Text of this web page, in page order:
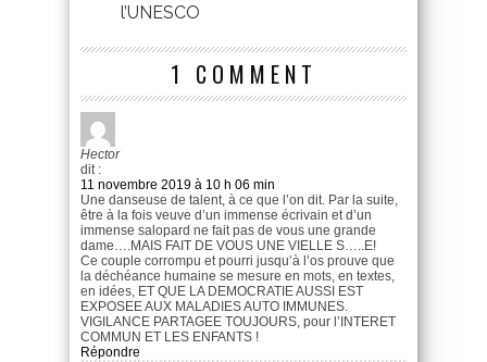
l’UNESCO
1 COMMENT
Hector
dit :
11 novembre 2019 à 10 h 06 min
Une danseuse de talent, à ce que l’on dit. Par la suite,
être à la fois veuve d’un immense écrivain et d’un
immense salopard ne fait pas de vous une grande
dame….MAIS FAIT DE VOUS UNE VIELLE S…..E!
Ce couple corrompu et pourri jusqu’à l’os prouve que
la déchéance humaine se mesure en mots, en textes,
en idées, ET QUE LA DEMOCRATIE AUSSI EST
EXPOSEE AUX MALADIES AUTO IMMUNES.
VIGILANCE PARTAGEE TOUJOURS, pour l’INTERET
COMMUN ET LES ENFANTS !
Répondre